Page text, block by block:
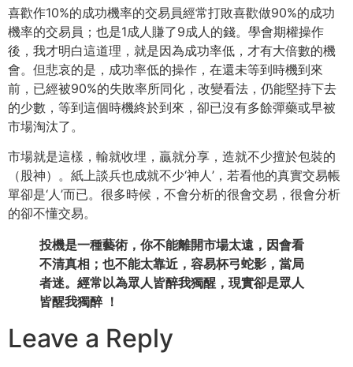
喜歡作10%的成功機率的交易員經常打敗喜歡做90%的成功
機率的交易員；也是1成人賺了9成人的錢。學會期權操作
後，我才明白這道理，就是因為成功率低，才有大倍數的機
會。但悲哀的是，成功率低的操作，在還未等到時機到來
前，已經被90%的失敗率所同化，改變看法，仍能堅持下去
的少數，等到這個時機終於到來，卻已沒有多餘彈藥或早被
市場淘汰了。
市場就是這樣，輸就收埋，贏就分享，造就不少擅於包裝的
（股神）。紙上談兵也成就不少‘神人’，若看他的真實交易帳
單卻是‘人’而已。很多時候，不會分析的很會交易，很會分析
的卻不懂交易。
投機是一種藝術，你不能離開市場太遠，因會看
不清真相；也不能太靠近，容易杯弓蛇影，當局
者迷。經常以為眾人皆醉我獨醒，現實卻是眾人
皆醒我獨醉 ！
Leave a Reply